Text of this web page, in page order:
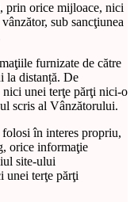
prin orice mijloace, nici
sub sancţiunea
furnizate de către
la distanță. De
nici unei terţe părţi nici-o
scris al Vânzătorului.
în interes propriu,
orice informaţie
site-ului
terţe părţi